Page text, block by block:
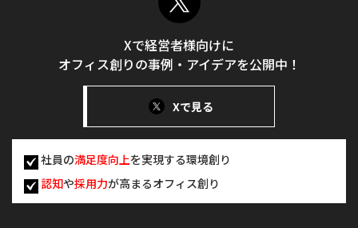
Xで経営者様向けに
オフィス創りの事例・アイデアを公開中！
Xで見る
社員の満足度向上を実現する環境創り
認知や採用力が高まるオフィス創り